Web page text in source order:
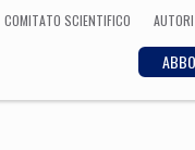
COMITATO SCIENTIFICO AUTORI